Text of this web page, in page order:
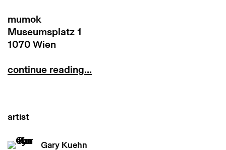
mumok
Museumsplatz 1
1070 Wien
continue reading...
artist
Gary Kuehn